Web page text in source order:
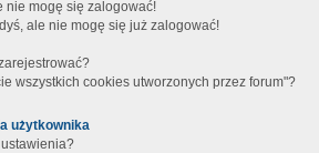
nie mogę się zalogować!
ale nie mogę się już zalogować!
wszystkich cookies utworzonych przez forum"?
użytkownika